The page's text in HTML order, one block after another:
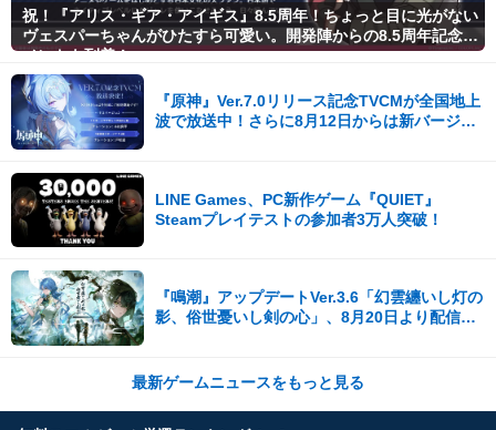
祝！『アリス・ギア・アイギス』8.5周年！ちょっと目に光がない
ヴェスパーちゃんがひたすら可愛い。開発陣からの8.5周年記念コ
メントも到着！
『原神』Ver.7.0リリース記念TVCMが全国地上
波で放送中！さらに8月12日からは新バージョ
LINE Games、PC新作ゲーム『QUIET』
Steamプレイテストの参加者3万人突破！
『鳴潮』アップデートVer.3.6「幻雲纏いし灯の
影、俗世憂いし剣の心」、8月20日より配信開
最新ゲームニュースをもっと見る